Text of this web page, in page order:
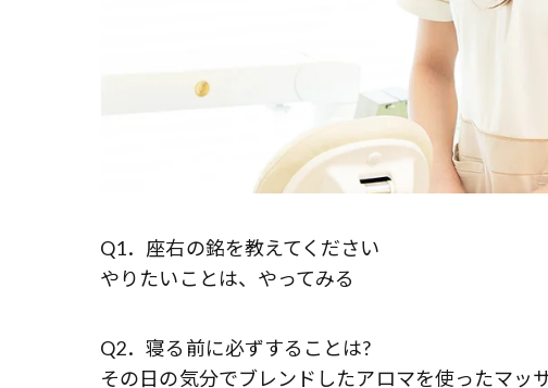
Q1．座右の銘を教えてください
――やりたいことは、やってみる
Q2．寝る前に必ずすることは?
――その日の気分でブレンドしたアロマを使ったマッ